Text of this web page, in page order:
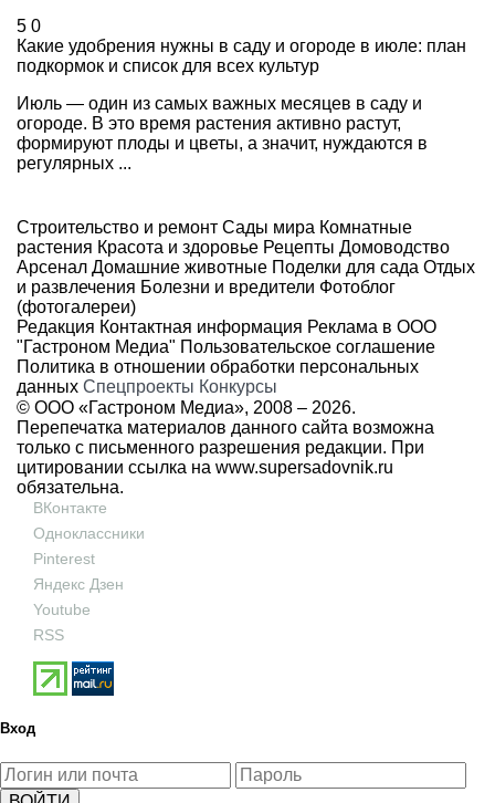
5 0
Какие удобрения нужны в саду и огороде в июле: план
подкормок и список для всех культур
Июль — один из самых важных месяцев в саду и
огороде. В это время растения активно растут,
формируют плоды и цветы, а значит, нуждаются в
регулярных ...
Строительство и ремонт Сады мира Комнатные
растения Красота и здоровье Рецепты Домоводство
Арсенал Домашние животные Поделки для сада Отдых
и развлечения Болезни и вредители Фотоблог
(фотогалереи)
Редакция Контактная информация Реклама в ООО
"Гастроном Медиа" Пользовательское соглашение
Политика в отношении обработки персональных
данных Спецпроекты Конкурсы
© ООО «Гастроном Медиа», 2008 – 2026.
Перепечатка материалов данного сайта возможна
только с письменного разрешения редакции. При
цитировании ссылка на www.supersadovnik.ru
обязательна.
ВКонтакте
Одноклассники
Pinterest
Яндекс Дзен
Youtube
RSS
Вход